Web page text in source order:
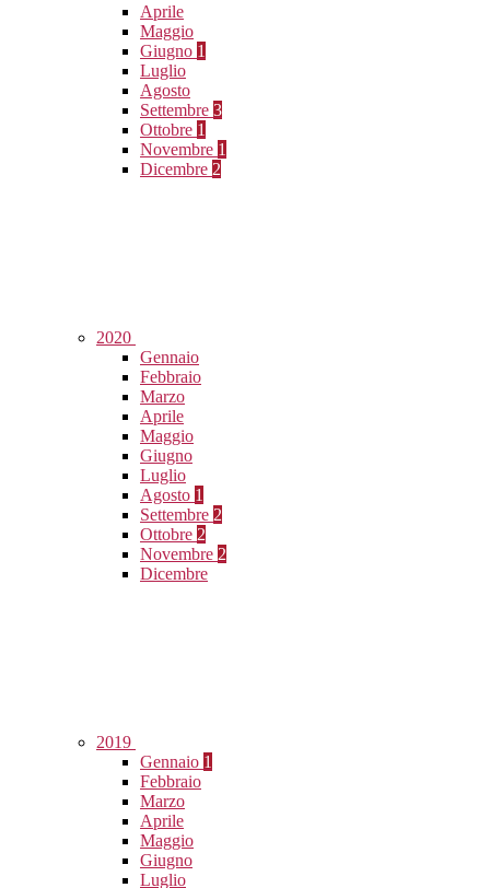
Aprile
Maggio
Giugno 1
Luglio
Agosto
Settembre 3
Ottobre 1
Novembre 1
Dicembre 2
2020
Gennaio
Febbraio
Marzo
Aprile
Maggio
Giugno
Luglio
Agosto 1
Settembre 2
Ottobre 2
Novembre 2
Dicembre
2019
Gennaio 1
Febbraio
Marzo
Aprile
Maggio
Giugno
Luglio